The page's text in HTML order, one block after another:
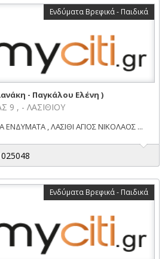
Ενδύματα Βρεφικά - Παιδικά
- Παγκάλου Ελένη )
9 , - ΛΑΣΙΘΙΟΥ
ΕΝΔΥΜΑΤΑ , ΛΑΣΙΘΙ ΑΓΙΟΣ ΝΙΚΟΛΑΟΣ ...
Ενδύματα Βρεφικά - Παιδικά